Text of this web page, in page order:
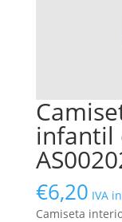
infantil
€6,20 IVA
Camiseta